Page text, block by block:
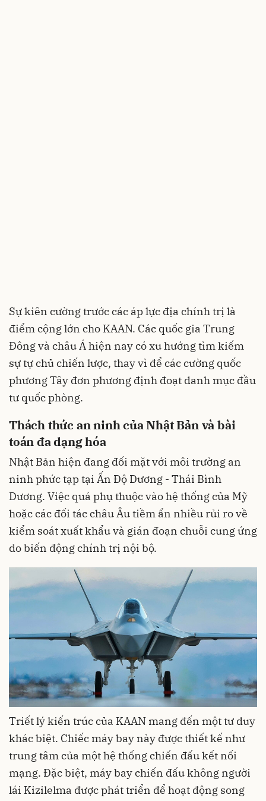
Sự kiên cường trước các áp lực địa chính trị là
điểm cộng lớn cho KAAN. Các quốc gia Trung
Đông và châu Á hiện nay có xu hướng tìm kiếm
sự tự chủ chiến lược, thay vì để các cường quốc
phương Tây đơn phương định đoạt danh mục đầu
tư quốc phòng.
Thách thức an ninh của Nhật Bản và bài
toán đa dạng hóa
Nhật Bản hiện đang đối mặt với môi trường an
ninh phức tạp tại Ấn Độ Dương - Thái Bình
Dương. Việc quá phụ thuộc vào hệ thống của Mỹ
hoặc các đối tác châu Âu tiềm ẩn nhiều rủi ro về
kiểm soát xuất khẩu và gián đoạn chuỗi cung ứng
do biến động chính trị nội bộ.
Triết lý kiến trúc của KAAN mang đến một tư duy
khác biệt. Chiếc máy bay này được thiết kế như
trung tâm của một hệ thống chiến đấu kết nối
mạng. Đặc biệt, máy bay chiến đấu không người
lái Kizilelma được phát triển để hoạt động song